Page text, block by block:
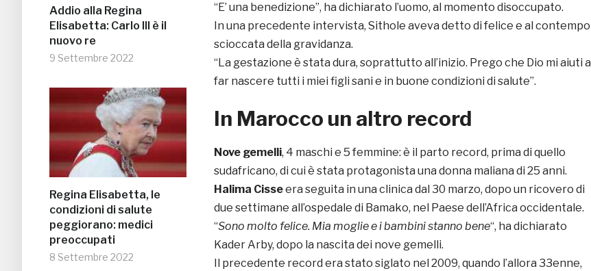
Addio alla Regina
Elisabetta: Carlo III è il
nuovo re
9 Settembre 2022
Regina Elisabetta, le
condizioni di salute
peggiorano: medici
preoccupati
8 Settembre 2022
“E’ una benedizione”, ha dichiarato l’uomo, al momento disoccupato.
In una precedente intervista, Sithole aveva detto di felice e al contempo
scioccata della gravidanza.
“La gestazione è stata dura, soprattutto all’inizio. Prego che Dio mi aiuti a
far nascere tutti i miei figli sani e in buone condizioni di salute”.
In Marocco un altro record
Nove gemelli, 4 maschi e 5 femmine: è il parto record, prima di quello
sudafricano, di cui è stata protagonista una donna maliana di 25 anni.
Halima Cisseera seguita in una clinica dal 30 marzo, dopo un ricovero di
due settimane all’ospedale di Bamako, nel Paese dell’Africa occidentale.
“Sono molto felice. Mia moglie e i bambini stanno bene“, ha dichiarato
Kader Arby, dopo la nascita dei nove gemelli.
Il precedente record era stato siglato nel 2009, quando l’allora 33enne,